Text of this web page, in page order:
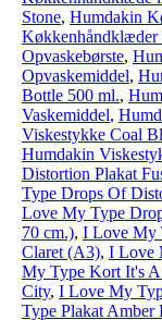
Stone, Humdakin
Opvaskebørste,
Opvaskemiddel,
Bottle 500 ml.,
Vaskemiddel,
Viskestykke Coal
Humdakin
Distortion Plakat
Type Drops Of
Love My Type
70 cm.), I Love My
Claret (A3), I Love
My Type Kort It's
City, I Love My
Type Plakat